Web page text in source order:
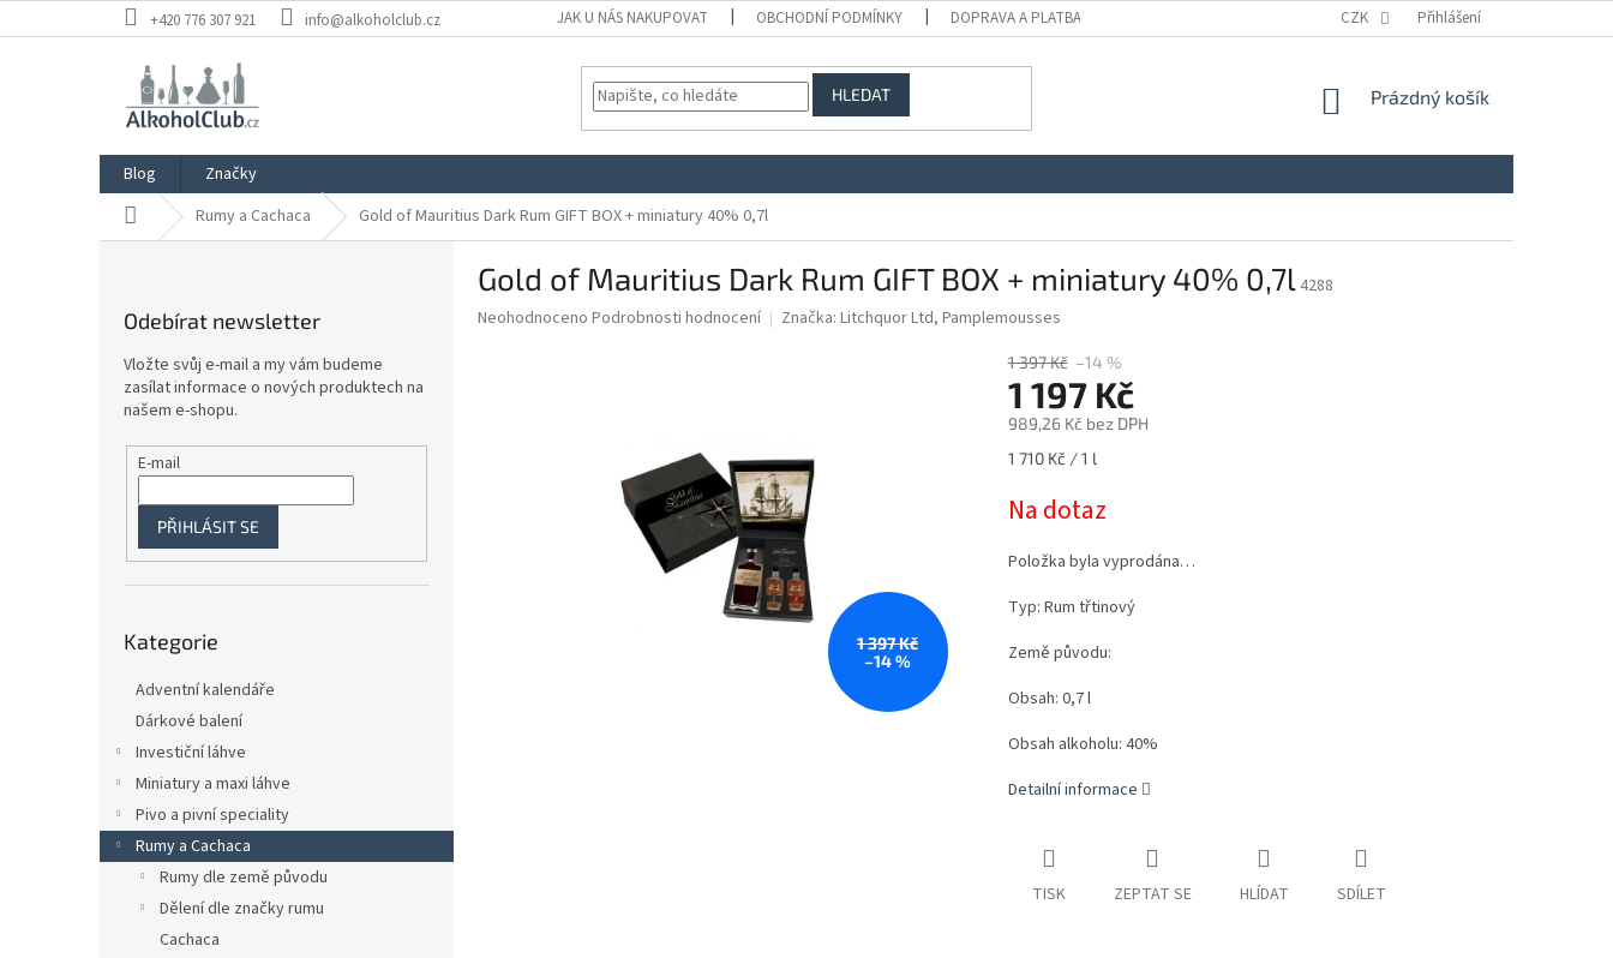
na
+420 776 307 921 info@alkoholclub.cz JAK U NÁS NAKUPOVAT OBCHODNÍ PODMÍNKY DOPRAVA A PLATBA ZÁSADY ZPRACOVÁNÍ A
CZK Přihlášení
HLEDAT
NÁKUPNÍ
Prázdný košík
Blog
Značky
Domů Rumy a Cachaca Gold of Mauritius Dark Rum GIFT BOX + miniatury 40% 0,7l
Odebírat newsletter
Vložte svůj e-mail a my vám budeme
zasílat informace o nových produktech na
našem e-shopu.
E-mail
PŘIHLÁSIT SE
kategorie
Kategorie
Adventní kalendáře
Dárkové balení
Investiční láhve
Miniatury a maxi láhve
Pivo a pivní speciality
Rumy a Cachaca
Rumy dle země původu
Dělení dle značky rumu
Cachaca
Gold of Mauritius Dark Rum GIFT BOX + miniatury 40% 0,7l 4288
Průměrné
Neohodnoceno Podrobnosti hodnocení Značka: Litchquor Ltd, Pamplemousses
1 397 Kč
–14 %
1 397 Kč –14 %
1 197 Kč
989,26 Kč bez DPH
Měrná
1 710 Kč / 1 l
Na dotaz
Položka byla vyprodána…
Typ: Rum třtinový
Země původu:
Obsah: 0,7 l
Obsah alkoholu: 40%
Detailní informace
TISK ZEPTAT SE HLÍDAT SDÍLET